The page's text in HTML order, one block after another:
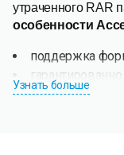
утраченного RAR
особенности
поддержка
ускорение на
Узнать больше